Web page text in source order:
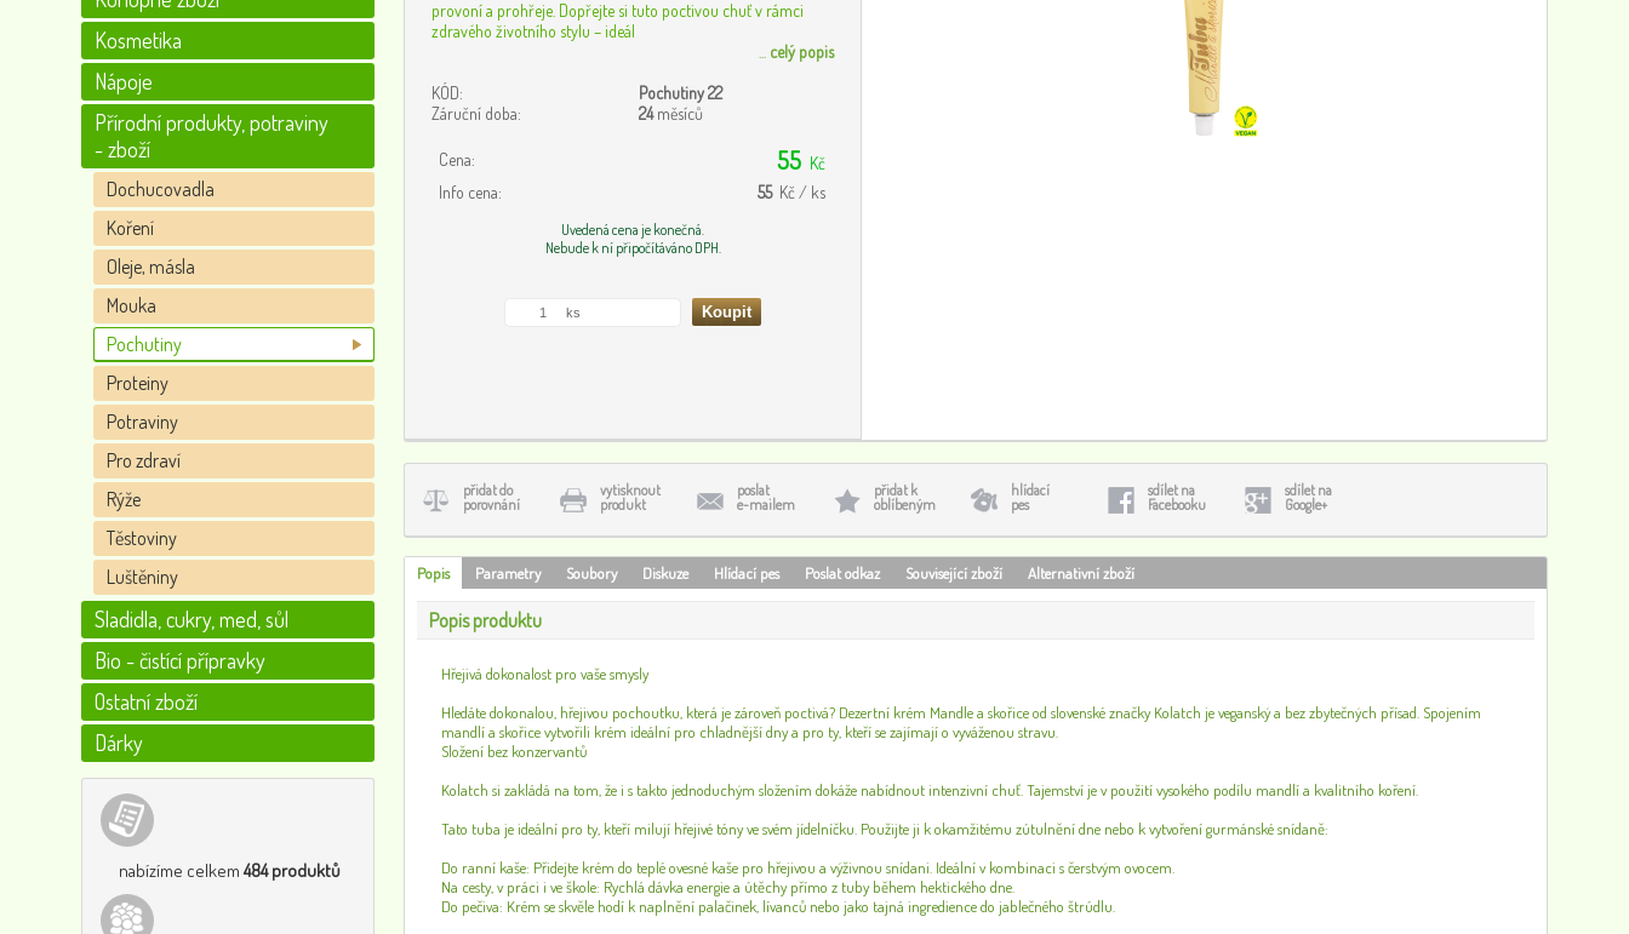
Kosmetika
Nápoje
Přírodní produkty, potraviny
- zboží
Dochucovadla
Koření
Oleje, másla
Mouka
Pochutiny
Proteiny
Potraviny
Pro zdraví
Rýže
Těstoviny
Luštěniny
Sladidla, cukry, med, sůl
Bio - čistící přípravky
Ostatní zboží
Dárky
nabízíme celkem484 produktů
provoní a prohřeje. Dopřejte si tuto poctivou chuť v rámci
zdravého životního stylu – ideál
celý popis
KÓD:
Pochutiny 22
Záruční doba:
24měsíců
Cena: 55 Kč
Info cena:
55 Kč / ks
Uvedená cena je konečná.
Nebude k ní připočítáváno DPH.
přidat do
porovnání
vytisknout
produkt
poslat
e-mailem
přidat k
oblíbeným
hlídací
pes
sdílet na
Facebooku
sdílet na
Google+
Popis Parametry Soubory Diskuze Hlídací pes Poslat odkaz Související zboží Alternativní zboží
Popis produktu
Hřejivá dokonalost pro vaše smysly
Hledáte dokonalou, hřejivou pochoutku, která je zároveň poctivá? Dezertní krém Mandle a skořice od slovenské značky Kolatch je veganský a bez zbytečných přísad. Spojením
mandlí a skořice vytvořili krém ideální pro chladnější dny a pro ty, kteří se zajímají o vyváženou stravu.
Složení bez konzervantů
Kolatch si zakládá na tom, že i s takto jednoduchým složením dokáže nabídnout intenzivní chuť. Tajemství je v použití vysokého podílu mandlí a kvalitního koření.
Tato tuba je ideální pro ty, kteří milují hřejivé tóny ve svém jídelníčku. Použijte ji k okamžitému zútulnění dne nebo k vytvoření gurmánské snídaně:
Do ranní kaše: Přidejte krém do teplé ovesné kaše pro hřejivou a výživnou snídani. Ideální v kombinaci s čerstvým ovocem.
Na cesty, v práci i ve škole: Rychlá dávka energie a útěchy přímo z tuby během hektického dne.
Do pečiva: Krém se skvěle hodí k naplnění palačinek, lívanců nebo jako tajná ingredience do jablečného štrúdlu.